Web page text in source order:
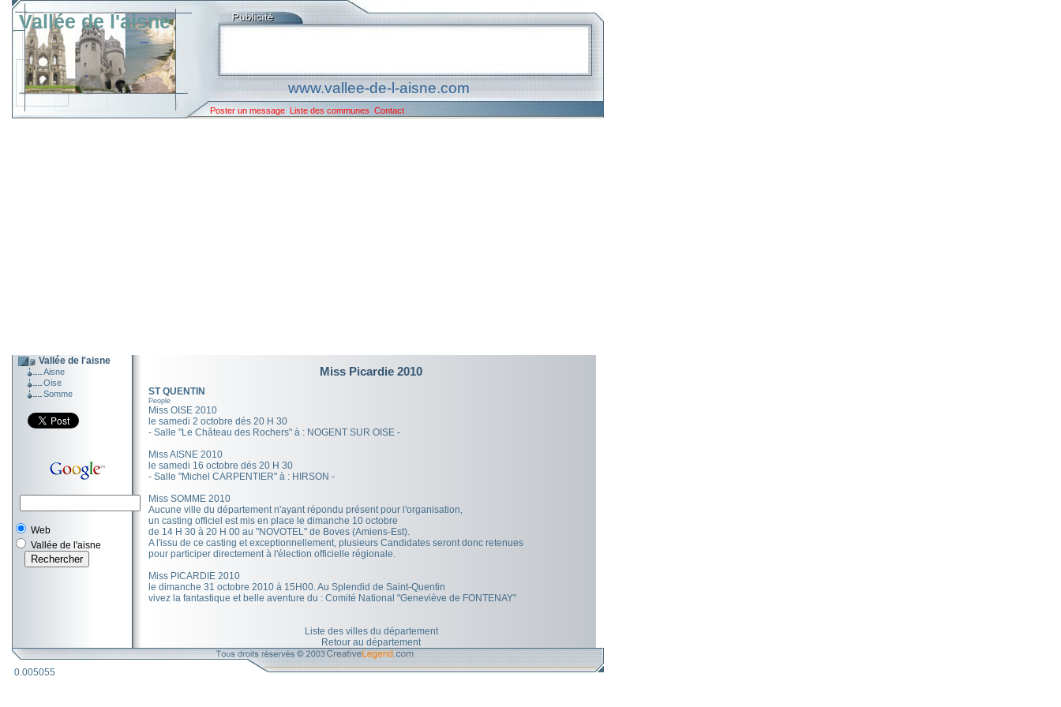
Vallée de l'aisne
www.vallee-de-l-aisne.com
Poster un message Liste des communes Contact
Vallée de l'aisne
Aisne
Oise
Somme
Web
Vallée de l'aisne
Miss Picardie 2010
ST QUENTIN
People
Miss OISE 2010
le samedi 2 octobre dés 20 H 30
- Salle "Le Château des Rochers" à : NOGENT SUR OISE -
Miss AISNE 2010
le samedi 16 octobre dés 20 H 30
- Salle "Michel CARPENTIER" à : HIRSON -
Miss SOMME 2010
Aucune ville du département n'ayant répondu présent pour l'organisation,
un casting officiel est mis en place le dimanche 10 octobre
de 14 H 30 à 20 H 00 au "NOVOTEL" de Boves (Amiens-Est).
A l'issu de ce casting et exceptionnellement, plusieurs Candidates seront donc retenues
pour participer directement à l'élection officielle régionale.
Miss PICARDIE 2010
le dimanche 31 octobre 2010 à 15H00. Au Splendid de Saint-Quentin
vivez la fantastique et belle aventure du : Comité National "Geneviève de FONTENAY"
Liste des villes du département
Retour au département
0.005055